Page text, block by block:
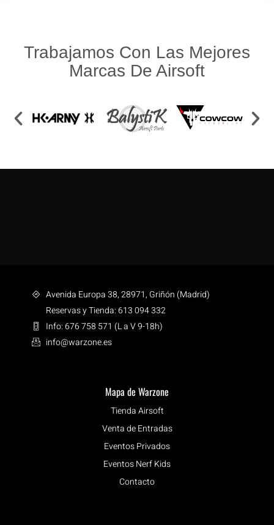
Trabajamos Con Las Mejores
Marcas De Airsoft
Avenida Europa 38, 28971, Griñón (Madrid)
Reservas y Tienda: 613 094 332
Info: 676 758 571 (L a V 9-18h)
info@warzone.es
Mapa de Warzone
Tienda Airsoft
Venta de Entradas
Eventos Privados
Eventos Nerf Kids
Contacto